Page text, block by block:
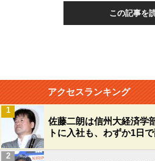
この記事を
アクセスランキング
佐藤二朗は信州大経済学
トに入社も、わずか1日
1
2